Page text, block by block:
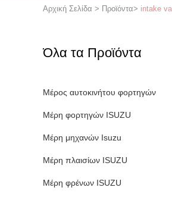
Αρχική Σελίδα > Προϊόντα> intake
Όλα τα Προϊόντα
Μέρος αυτοκινήτου φορτηγών
Μέρη φορτηγών ISUZU
Μέρη μηχανών Isuzu
Μέρη πλαισίων ISUZU
Μέρη φρένων ISUZU